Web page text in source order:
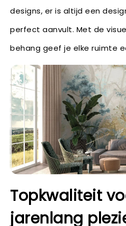
designs, er is altijd een
perfect aanvult. Met de
behang geef je elke ruimte
Topkwaliteit
jarenlang